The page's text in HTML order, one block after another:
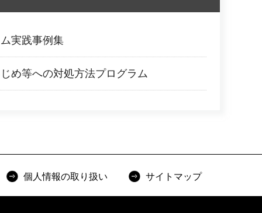
実践事例集
め等への対処方法プログラム
個人情報の取り扱い サイトマップ